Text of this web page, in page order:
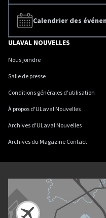
Calendrier des
ULAVAL NOUVELLES
Nous joindre
Salle de presse
Conditions générales d'utilisation
À propos d'ULaval Nouvelles
Archives d'ULaval Nouvelles
Archives du Magazine Contact